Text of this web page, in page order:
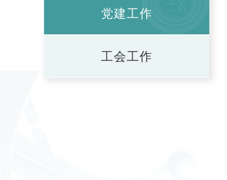
党建工作
工会工作